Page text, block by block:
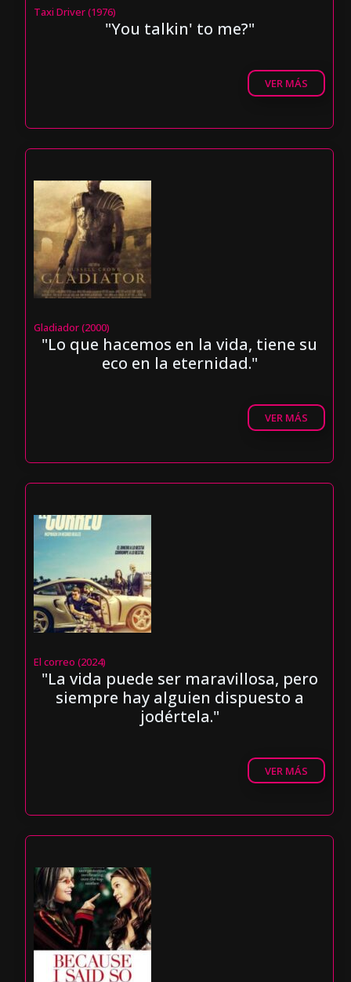
Taxi Driver (1976)
"You talkin' to me?"
VER MÁS
Gladiador (2000)
"Lo que hacemos en la vida, tiene su
eco en la eternidad."
VER MÁS
El correo (2024)
"La vida puede ser maravillosa, pero
siempre hay alguien dispuesto a
jodértela."
VER MÁS